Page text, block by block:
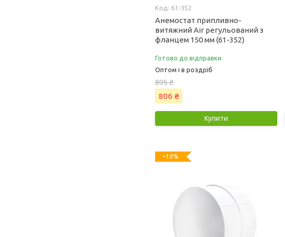
61-352
Анемостат припливно-
витяжний Air регульований з
фланцем 150 мм (61-352)
Готово до відправки
Оптом і в роздріб
895 ₴
806 ₴
Купити
–10%